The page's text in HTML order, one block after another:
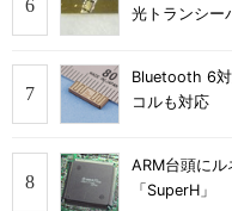
光トランシー
Bluetooth 6対
コルも対応
ARM台頭に
「SuperH」